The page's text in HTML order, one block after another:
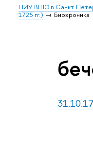
НИУ ВШЭ в Санкт-
1725 гг.)
Биохроника